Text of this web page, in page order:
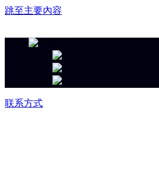
跳至主要內容
联系方式